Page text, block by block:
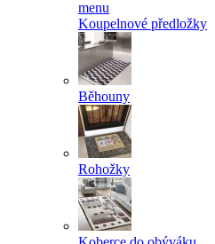
menu
Koupelnové předložky
Běhouny
Rohožky